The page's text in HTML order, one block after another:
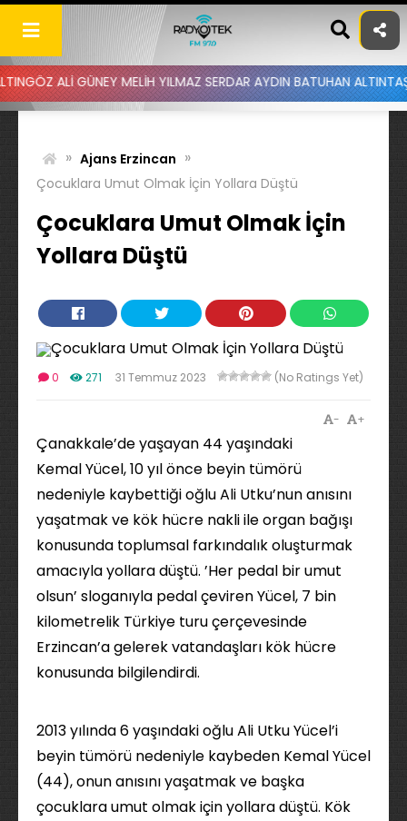
Skip
content
MELİH YILMAZ SERDAR AYDIN BATUHAN ALTINTAŞ UYGAR
» Ajans Erzincan »
Çocuklara Umut Olmak İçin Yollara Düştü
Çocuklara Umut Olmak İçin
Yollara Düştü
0 271 31 Temmuz 2023 (No Ratings Yet)
+
-
Çanakkale’de yaşayan 44 yaşındaki
Kemal Yücel, 10 yıl önce beyin tümörü
nedeniyle kaybettiği oğlu Ali Utku’nun anısını
yaşatmak ve kök hücre nakli ile organ bağışı
konusunda toplumsal farkındalık oluşturmak
amacıyla yollara düştü. ’Her pedal bir umut
olsun’ sloganıyla pedal çeviren Yücel, 7 bin
kilometrelik Türkiye turu çerçevesinde
Erzincan’a gelerek vatandaşları kök hücre
konusunda bilgilendirdi.
2013 yılında 6 yaşındaki oğlu Ali Utku Yücel’i
beyin tümörü nedeniyle kaybeden Kemal Yücel
(44), onun anısını yaşatmak ve başka
çocuklara umut olmak için yollara düştü. Kök